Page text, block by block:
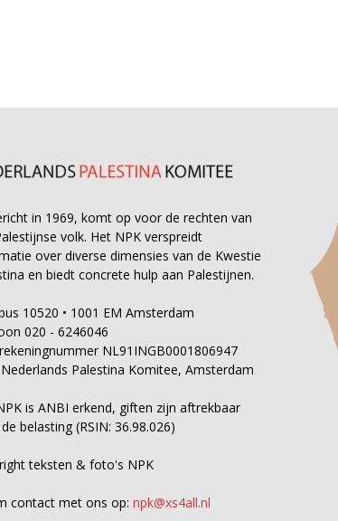
in 1969, komt op voor de rechten van
volk. Het NPK verspreidt
over diverse dimensies van de Kwestie
en biedt concrete hulp aan Palestijnen.
10520 • 1001 EM Amsterdam
020 - 6246046
NL91INGB0001806947
Palestina Komitee, Amsterdam
is ANBI erkend, giften zijn aftrekbaar
belasting (RSIN: 36.98.026)
teksten & foto's NPK
contact met ons op: npk@xs4all.nl